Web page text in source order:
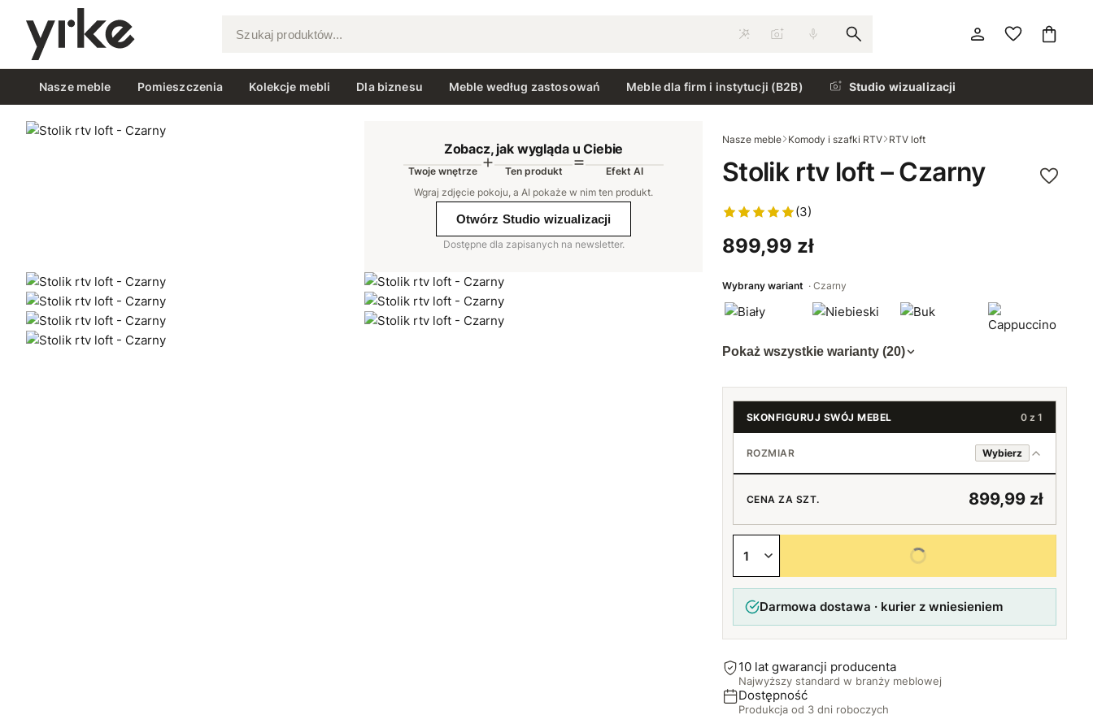
Szukaj produktów...
Nasze meble Pomieszczenia Kolekcje mebli Dla biznesu Meble według zastosowań Meble dla firm i instytucji (B2B) Studio wizualizacji
Zobacz, jak wygląda u Ciebie
Twoje wnętrze Ten produkt
Efekt AI
Wgraj zdjęcie pokoju, a AI pokaże w nim ten produkt.
Otwórz Studio wizualizacji
Dostępne dla zapisanych na newsletter.
Nasze meble Komody i szafki RTV RTV loft
Stolik rtv loft – Czarny
(3)
899,99 zł
Wybrany wariant Czarny
Pokaż wszystkie warianty (20)
SKONFIGURUJ SWÓJ MEBEL 0 z 1
ROZMIAR Wybierz
120 cm
140 cm
180 cm
CENA ZA SZT. 899,99 zł
Wybierz wszystkie opcje
Darmowa dostawa · kurier z wniesieniem
10 lat gwarancji producenta
Najwyższy standard w branży meblowej
Dostępność
Produkcja od 3 dni roboczych